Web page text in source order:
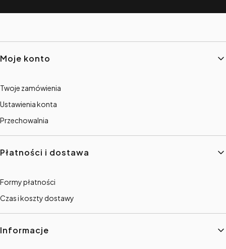
Linki w stopce
Moje konto
Twoje zamówienia
Ustawienia konta
Przechowalnia
Płatności i dostawa
Formy płatności
Czas i koszty dostawy
Informacje